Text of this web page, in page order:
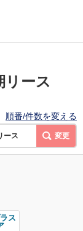
リース
順番/件数を変える
ース 変更
ス